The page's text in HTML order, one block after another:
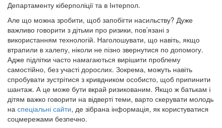
Департаменту кіберполіції та в Інтерпол.
Але що можна зробити, щоб запобігти насильству? Дуже
важливо говорити з дітьми про ризики, пов’язані з
використанням технологій. Наголошувати, що навіть, якщо
втрапили в халепу, ніколи не пізно звернутися по допомогу.
Адже підлітки часто намагаються вирішити проблему
самостійно, без участі дорослих. Зокрема, можуть навіть
спробувати зустрітися з кривдником особисто, щоб припинити
шантаж. А це може бути вкрай ризикованим. Якщо ж батькам і
дітям важко говорити на відверті теми, варто скерувати молодь
на спеціальні сайти, де зібрана інформація, як користуватися
соцмережами безпечно.